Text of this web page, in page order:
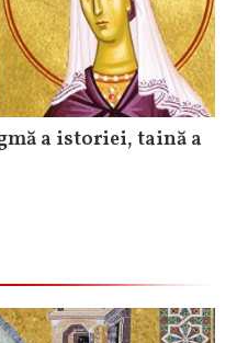
a istoriei, taină a